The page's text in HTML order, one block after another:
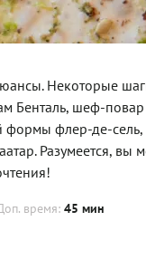
Некоторые
Бенталь, шеф-
формы флер-де-сель,
Разумеется, вы
время:45 мин